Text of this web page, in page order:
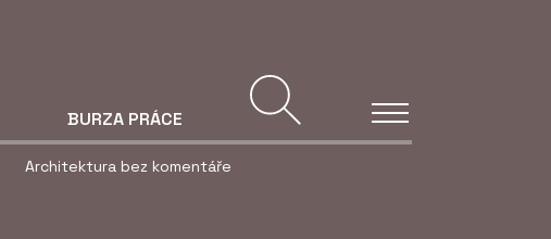
Architektura bez komentáře
BURZA PRÁCE